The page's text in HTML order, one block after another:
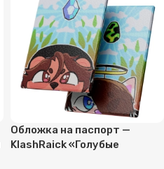
Обложка на паспорт —
KlashRaick «Голубые